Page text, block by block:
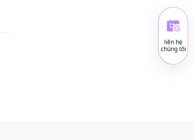
liên hệ
chúng tôi